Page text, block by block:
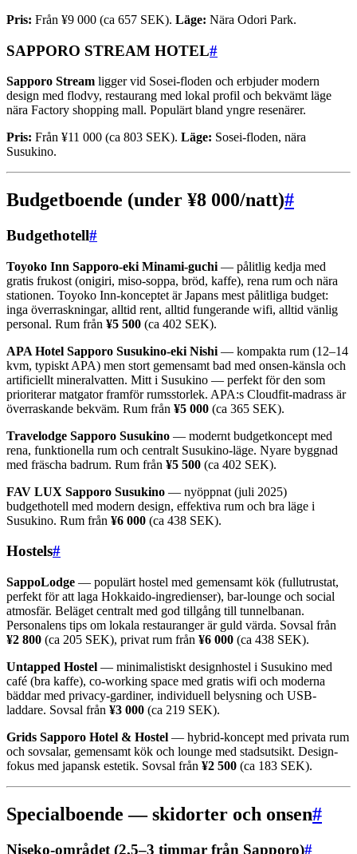
Pris: Från ¥9 000 (ca 657 SEK). Läge: Nära Odori Park.
SAPPORO STREAM HOTEL#
Sapporo Stream ligger vid Sosei-floden och erbjuder modern
design med flodvy, restaurang med lokal profil och bekvämt läge
nära Factory shopping mall. Populärt bland yngre resenärer.
Pris: Från ¥11 000 (ca 803 SEK). Läge: Sosei-floden, nära
Susukino.
Budgetboende (under ¥8 000/natt)#
Budgethotell#
Toyoko Inn Sapporo-eki Minami-guchi — pålitlig kedja med
gratis frukost (onigiri, miso-soppa, bröd, kaffe), rena rum och nära
stationen. Toyoko Inn-konceptet är Japans mest pålitliga budget:
inga överraskningar, alltid rent, alltid fungerande wifi, alltid vänlig
personal. Rum från ¥5 500 (ca 402 SEK).
APA Hotel Sapporo Susukino-eki Nishi — kompakta rum (12–14
kvm, typiskt APA) men stort gemensamt bad med onsen-känsla och
artificiellt mineralvatten. Mitt i Susukino — perfekt för den som
prioriterar matgator framför rumsstorlek. APA:s Cloudfit-madrass är
överraskande bekväm. Rum från ¥5 000 (ca 365 SEK).
Travelodge Sapporo Susukino — modernt budgetkoncept med
rena, funktionella rum och centralt Susukino-läge. Nyare byggnad
med fräscha badrum. Rum från ¥5 500 (ca 402 SEK).
FAV LUX Sapporo Susukino — nyöppnat (juli 2025)
budgethotell med modern design, effektiva rum och bra läge i
Susukino. Rum från ¥6 000 (ca 438 SEK).
Hostels#
SappoLodge — populärt hostel med gemensamt kök (fullutrustat,
perfekt för att laga Hokkaido-ingredienser), bar-lounge och social
atmosfär. Beläget centralt med god tillgång till tunnelbanan.
Personalens tips om lokala restauranger är guld värda. Sovsal från
¥2 800 (ca 205 SEK), privat rum från ¥6 000 (ca 438 SEK).
Untapped Hostel — minimalistiskt designhostel i Susukino med
café (bra kaffe), co-working space med gratis wifi och moderna
bäddar med privacy-gardiner, individuell belysning och USB-
laddare. Sovsal från ¥3 000 (ca 219 SEK).
Grids Sapporo Hotel & Hostel — hybrid-koncept med privata rum
och sovsalar, gemensamt kök och lounge med stadsutsikt. Design-
fokus med japansk estetik. Sovsal från ¥2 500 (ca 183 SEK).
Specialboende — skidorter och onsen#
Niseko-området (2,5–3 timmar från Sapporo)#